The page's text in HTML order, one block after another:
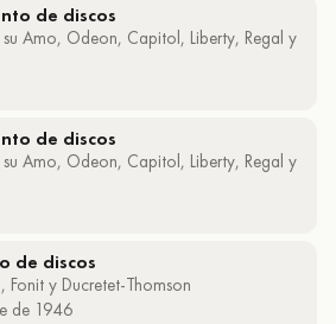
de discos
su Amo, Odeon, Capitol, Liberty, Regal y
de discos
su Amo, Odeon, Capitol, Liberty, Regal y
de discos
Fonit y Ducretet-Thomson
de 1946